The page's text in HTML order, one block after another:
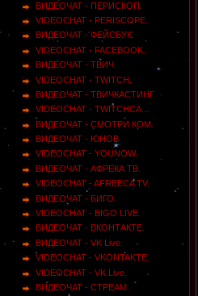
ВИДЕОЧАТ - ПЕРИСКОП.
VIDEOCHAT - PERISCOPE.
ВИДЕОЧАТ - ФЕЙСБУК.
VIDEOCHAT - FACEBOOK.
ВИДЕОЧАТ - ТВИЧ.
VIDEOCHAT - TWITCH.
ВИДЕОЧАТ - ТВИЧКАСТИНГ.
VIDEOCHAT - TWITCHCA...
ВИДЕОЧАТ - СМОТРИ КОМ.
ВИДЕОЧАТ - ЮНОВ.
VIDEOCHAT - YOUNOW.
ВИДЕОЧАТ - АФРЕКА ТВ.
VIDEOCHAT - AFREECA TV.
ВИДЕОЧАТ - БИГО.
VIDEOCHAT - BIGO LIVE.
ВИДЕОЧАТ - ВКОНТАКТЕ.
ВИДЕОЧАТ - VK Live.
VIDEOCHAT - VKONTAKTE.
VIDEOCHAT - VK Live.
ВИДЕОЧАТ - СТРЕАМ.